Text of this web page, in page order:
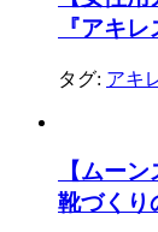
『アキ
タグ: アキ
【ムー
靴づくり